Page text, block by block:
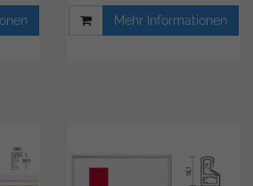
Mehr Informationen